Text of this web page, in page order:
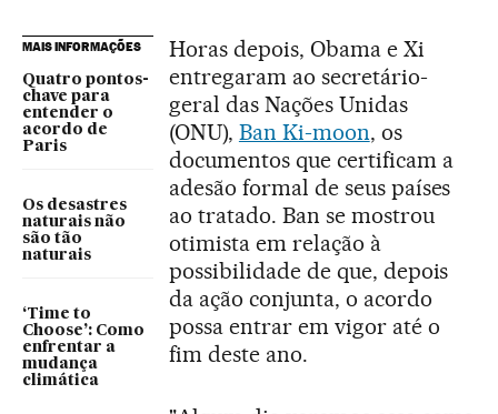
MAIS INFORMAÇÕES
Quatro pontos-
chave para
entender o
acordo de
Paris
Os desastres
naturais não
são tão
naturais
‘Time to
Choose’: Como
enfrentar a
mudança
climática
Horas depois, Obama e Xi
entregaram ao secretário-
geral das Nações Unidas
(ONU), Ban Ki-moon, os
documentos que certificam a
adesão formal de seus países
ao tratado. Ban se mostrou
otimista em relação à
possibilidade de que, depois
da ação conjunta, o acordo
possa entrar em vigor até o
fim deste ano.